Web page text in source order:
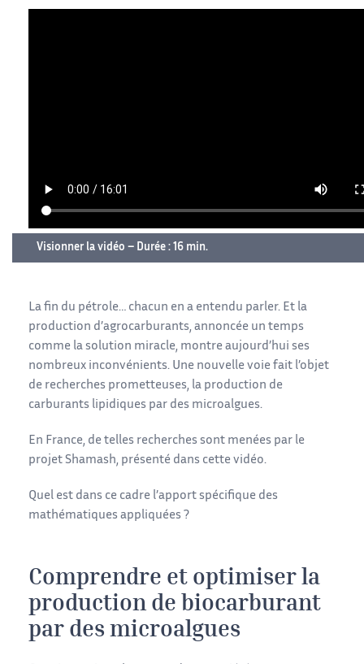
Visionner la vidéo – Durée : 16 min.
La fin du pétrole… chacun en a entendu parler. Et la
production d’agrocarburants, annoncée un temps
comme la solution miracle, montre aujourd’hui ses
nombreux inconvénients. Une nouvelle voie fait l’objet
de recherches prometteuses, la production de
carburants lipidiques par des microalgues.
En France, de telles recherches sont menées par le
projet Shamash, présenté dans cette vidéo.
Quel est dans ce cadre l’apport spécifique des
mathématiques appliquées ?
Comprendre et optimiser la
production de biocarburant
par des microalgues